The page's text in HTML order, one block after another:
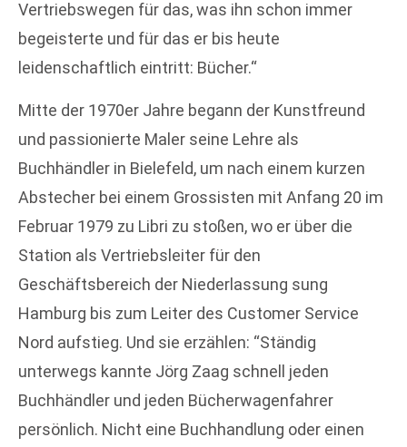
Vertriebswegen für das, was ihn schon immer
begeisterte und für das er bis heute
leidenschaftlich eintritt: Bücher.“
Mitte der 1970er Jahre begann der Kunstfreund
und passionierte Maler seine Lehre als
Buchhändler in Bielefeld, um nach einem kurzen
Abstecher bei einem Grossisten mit Anfang 20 im
Februar 1979 zu Libri zu stoßen, wo er über die
Station als Vertriebsleiter für den
Geschäftsbereich der Niederlassung sung
Hamburg bis zum Leiter des Customer Service
Nord aufstieg. Und sie erzählen: “Ständig
unterwegs kannte Jörg Zaag schnell jeden
Buchhändler und jeden Bücherwagenfahrer
persönlich. Nicht eine Buchhandlung oder einen